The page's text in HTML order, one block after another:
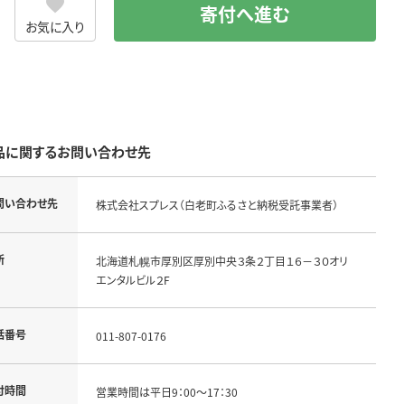
お気に入り 寄付へ進む
に関するお問い合わせ先
い合わせ先 株式会社スプレス（白老町ふるさと納税受託事業者）
北海道札幌市厚別区厚別中央３条２丁目１６－３０オリ
エンタルビル２F
番号 011-807-0176
時間 営業時間は平日9：00～17：30